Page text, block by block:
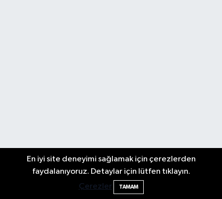
En iyi site deneyimi sağlamak için çerezlerden
faydalanıyoruz. Detaylar için lütfen tıklayın.
Çerezler
TAMAM